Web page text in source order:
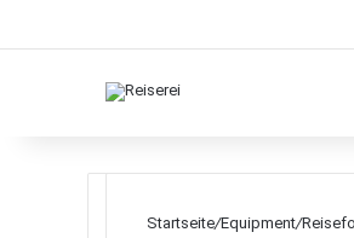
Startseite/Equipment/